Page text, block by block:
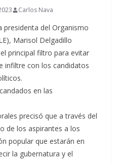
Carlos Nava
presidenta del Organismo
Marisol Delgadillo
principal filtro para evitar
infiltre con los candidatos
en las
precisó que a través del
de los aspirantes a los
popular que estarán en
la gubernatura y el